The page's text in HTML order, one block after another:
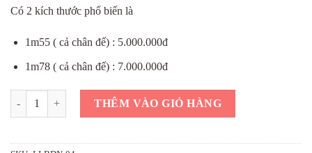
là:
Có 2 kích thước phổ biến là
1m55 ( cả chân đế) : 5.000.000đ
1m78 ( cả chân đế) : 7.000.000đ
Lọ lục bình tứ quý đắp nổi gốm sứ Bát Tràng số lượng
THÊM VÀO GIỎ HÀNG